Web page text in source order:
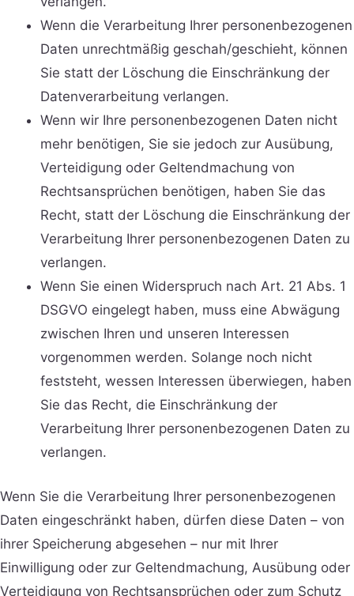
Wenn die Verarbeitung Ihrer personenbezogenen
Daten unrechtmäßig geschah/geschieht, können
Sie statt der Löschung die Einschränkung der
Datenverarbeitung verlangen.
Wenn wir Ihre personenbezogenen Daten nicht
mehr benötigen, Sie sie jedoch zur Ausübung,
Verteidigung oder Geltendmachung von
Rechtsansprüchen benötigen, haben Sie das
Recht, statt der Löschung die Einschränkung der
Verarbeitung Ihrer personenbezogenen Daten zu
verlangen.
Wenn Sie einen Widerspruch nach Art. 21 Abs. 1
DSGVO eingelegt haben, muss eine Abwägung
zwischen Ihren und unseren Interessen
vorgenommen werden. Solange noch nicht
feststeht, wessen Interessen überwiegen, haben
Sie das Recht, die Einschränkung der
Verarbeitung Ihrer personenbezogenen Daten zu
verlangen.
Wenn Sie die Verarbeitung Ihrer personenbezogenen
Daten eingeschränkt haben, dürfen diese Daten – von
ihrer Speicherung abgesehen – nur mit Ihrer
Einwilligung oder zur Geltendmachung, Ausübung oder
Verteidigung von Rechtsansprüchen oder zum Schutz